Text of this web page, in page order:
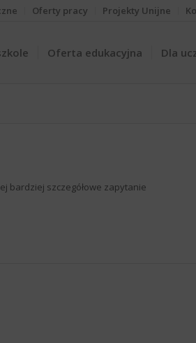
Oferty pracy Projekty Unijne
Oferta edukacyjna Dla
bardziej szczegółowe zapytanie